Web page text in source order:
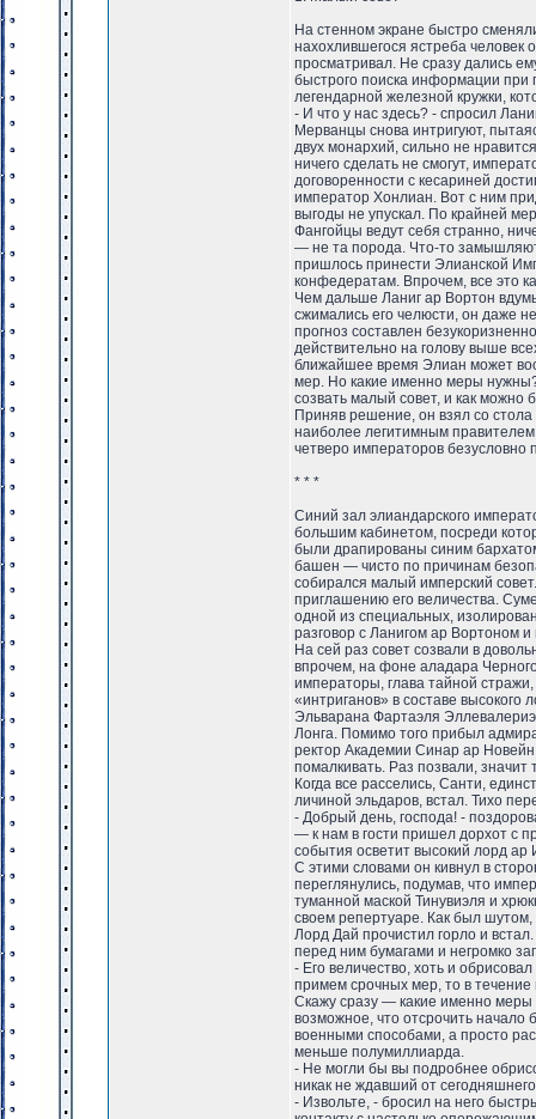
На стенном экране быстро
нахохлившегося ястреба
просматривал. Не сразу дались
быстрого поиска информации при
легендарной железной кружки,
- И что у нас здесь? - спросил
Мерванцы снова интригуют,
двух монархий, сильно не
ничего сделать не смогут,
договоренности с кесариней
император Хонлиан. Вот с ним
выгоды не упускал. По крайней
Фангойцы ведут себя странно,
— не та порода. Что-то
пришлось принести Элианской
конфедератам. Впрочем, все это
Чем дальше Ланиг ар Вортон
сжимались его челюсти, он даже
прогноз составлен
действительно на голову выше
ближайшее время Элиан может
мер. Но какие именно меры
созвать малый совет, и как можно
Приняв решение, он взял со
наиболее легитимным
четверо императоров безусловно
* * *
Синий зал элиандарского
большим кабинетом, посреди
были драпированы синим
башен — чисто по причинам
собирался малый имперский
приглашению его величества.
одной из специальных,
разговор с Ланигом ар Вортоном
На сей раз совет созвали в
впрочем, на фоне аладара
императоры, глава тайной
«интриганов» в составе
Эльварана Фартаэля Эллевалериэ
Лонга. Помимо того прибыл
ректор Академии Синар ар
помалкивать. Раз позвали, значит
Когда все расселись, Санти,
личиной эльдаров, встал. Тихо
- Добрый день, господа! -
— к нам в гости пришел дорхот с
события осветит высокий лорд ар
С этими словами он кивнул в
переглянулись, подумав, что
туманной маской Тинувиэля и
своем репертуаре. Как был шутом,
Лорд Дай прочистил горло и
перед ним бумагами и негромко
- Его величество, хоть и
примем срочных мер, то в течение
Скажу сразу — какие именно
возможное, что отсрочить
военными способами, а просто
меньше полумиллиарда.
- Не могли бы вы подробнее
никак не ждавший от
- Извольте, - бросил на него